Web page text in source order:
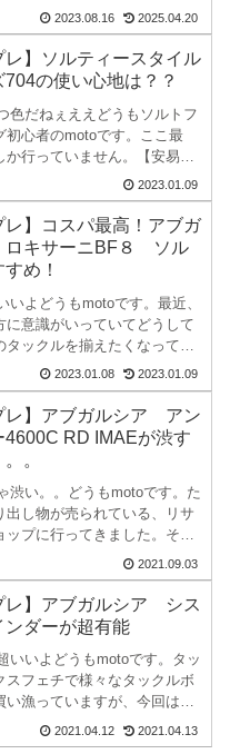
ラダイスに名前を変更しよう
くらいハマってます。まだ、
やめませんw今回は、チニン
うしてい...
2023.08.16 2025.04.20
レ】ソルティースタイル
704の使い心地は？？
色だねぇええどうもソルトフ
初心者のmotoです。ここ最
か行っていません。【安易な
ら釣れるだろうってことで】
れていません！wソルトフィ
難しいですよね前回は、ソル
したロキ...
2023.01.09
レ】コスパ最高！アブガ
キサーニBF８ ソル
すめ！
いよどうもmotoです。最近、
に意識がいっていてどうして
タックルを揃えたくなってき
。既存で持っているタックル
もいいんですが、この性格上
ってくるんですよねwそこ
フィネス...
2023.01.08 2023.01.09
レ】アブガルシア アン
4600C RD IMAEが渋す
。
渋い。。どうもmotoです。た
出し物が売られている、リサ
ップに行ってきました。そこ
のがまさかのこの投稿を
見るbassfishing
2021.09.03
レ】アブガルシア シス
ンダーが超有能
いいよどうもmotoです。タッ
スフェチで様々なタックルボ
い漁っていますが、今回は超
クル収納系のものを購入して
アブガルシア システムバイ
2021.04.12 2021.04.13